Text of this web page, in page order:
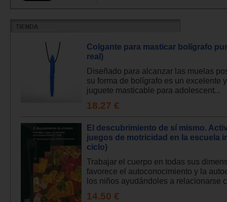
Colgante para masticar bolígrafo
real)
Diseñado para alcanzar las muelas
su forma de bolígrafo es un excelente
juguete masticable para adolescent...
18.27 €
El descubrimiento de sí mismo.
juegos de motricidad en la escuela
ciclo)
Trabajar el cuerpo en todas sus
favorece el autoconocimiento y la
los niños ayudándoles a relacionarse
14.50 €